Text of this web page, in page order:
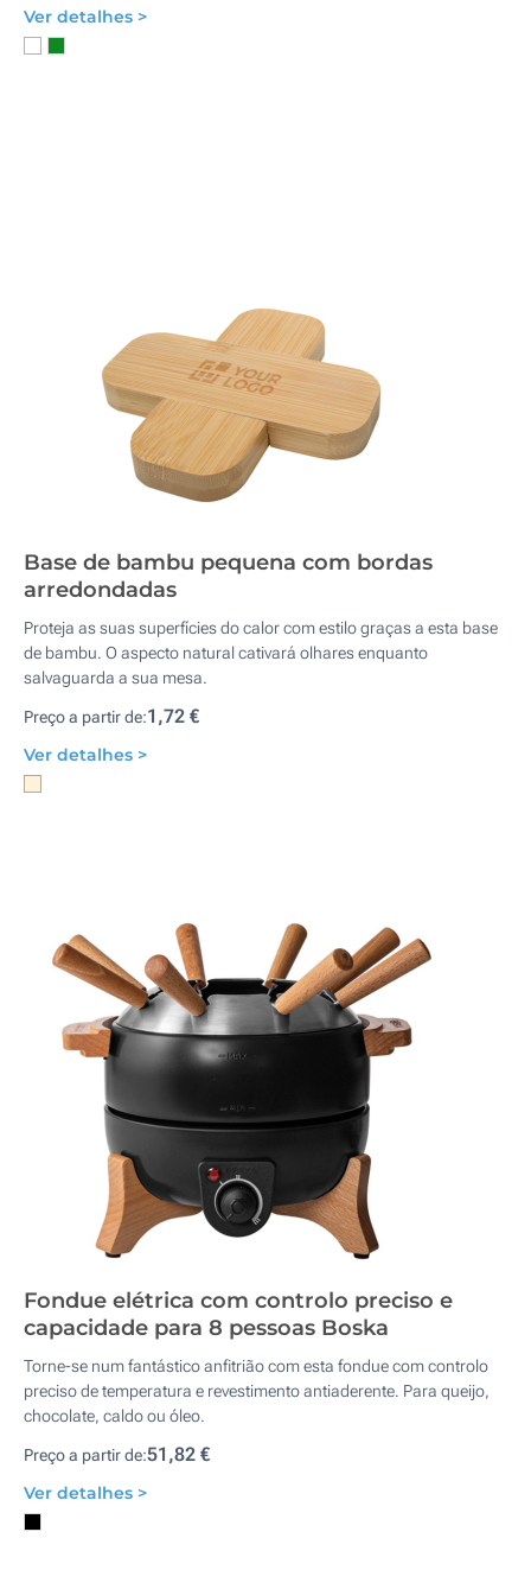
Ver detalhes >
Base de bambu pequena com bordas
arredondadas
Proteja as suas superfícies do calor com estilo graças a esta base
de bambu. O aspecto natural cativará olhares enquanto
salvaguarda a sua mesa.
Preço a partir de:1,72 €
Ver detalhes >
Fondue elétrica com controlo preciso e
capacidade para 8 pessoas Boska
Torne-se num fantástico anfitrião com esta fondue com controlo
preciso de temperatura e revestimento antiaderente. Para queijo,
chocolate, caldo ou óleo.
Preço a partir de:51,82 €
Ver detalhes >